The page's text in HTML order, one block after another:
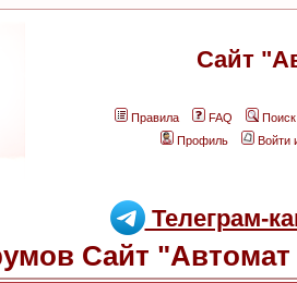
Сайт
Правила FAQ
Поиск
Профиль
Войти
Телеграм-
Сайт "Автомат